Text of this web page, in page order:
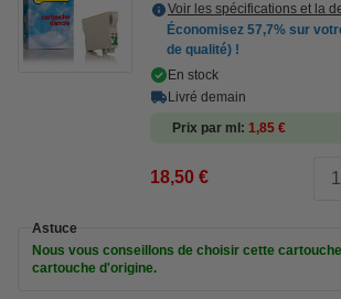
Voir les spécifications et la
Économisez 57,7% sur
de qualité) !
En stock
Livré demain
Prix par ml
1,85 €
18,50 €
Astuce
Nous vous conseillons de choisir cette
cartouche d'origine.